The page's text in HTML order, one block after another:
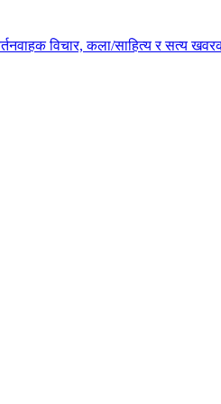
विचार, कला/साहित्य र सत्य